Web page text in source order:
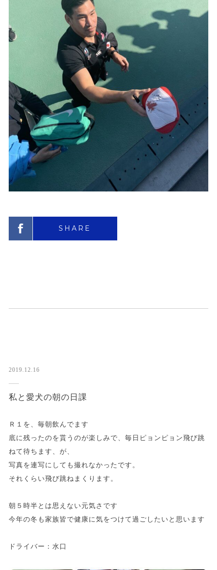
SHARE
2019.12.16
私と愛犬の朝の日課
Ｒ１を、毎朝飲んでます
底に残ったのを貰うのが楽しみで、毎日ピョンピョン飛び跳
ねて待ちます、が、
写真を連写にしても撮れなかったです。
それくらい飛び跳ねまくります。
朝５時半とは思えない元気さです
今年の冬も家族皆で健康に気をつけて過ごしたいと思います
ドライバー：水口